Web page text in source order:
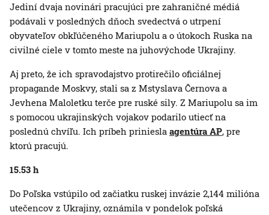
Jediní dvaja novinári pracujúci pre zahraničné médiá
podávali v posledných dňoch svedectvá o utrpení
obyvateľov obkľúčeného Mariupolu a o útokoch Ruska na
civilné ciele v tomto meste na juhovýchode Ukrajiny.
Aj preto, že ich spravodajstvo protirečilo oficiálnej
propagande Moskvy, stali sa z Mstyslava Černova a
Jevhena Maloletku terče pre ruské sily. Z Mariupolu sa im
s pomocou ukrajinských vojakov podarilo utiecť na
poslednú chvíľu. Ich príbeh priniesla agentúra AP, pre
ktorú pracujú.
15.53 h
Do Poľska vstúpilo od začiatku ruskej invázie 2,144 milióna
utečencov z Ukrajiny, oznámila v pondelok poľská